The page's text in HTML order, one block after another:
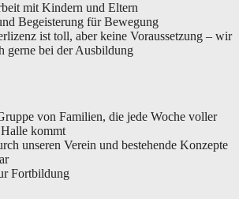
mit Kindern und Eltern
Begeisterung für Bewegung
ist toll, aber keine Voraussetzung – wir
gerne bei der Ausbildung
von Familien, die jede Woche voller
kommt
unseren Verein und bestehende Konzepte
Fortbildung